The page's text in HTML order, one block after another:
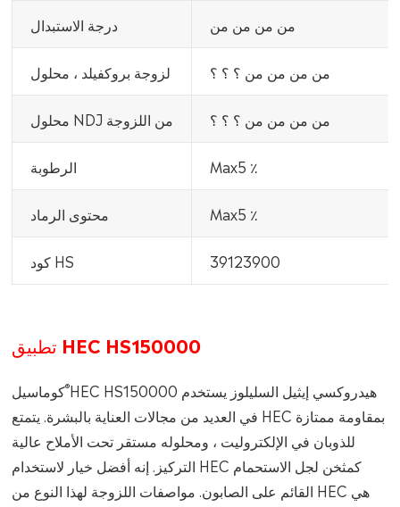
درجة الاستبدال من من من من
لزوجة بروكفيلد ، محلول من من من من ؟ ؟ ؟
محلول NDJ من اللزوجة من من من من ؟ ؟ ؟
الرطوبة Max5 ٪
محتوى الرماد Max5 ٪
كود HS 39123900
تطبيق HEC HS150000
كوماسيل®HEC HS150000 هيدروكسي إيثيل السليلوز يستخدم
في العديد من مجالات العناية بالبشرة. يتمتع HEC بمقاومة ممتازة
للذوبان في الإلكتروليت ، ومحلوله مستقر تحت الأملاح عالية
التركيز. إنه أفضل خيار لاستخدام HEC كمثخن لجل الاستحمام
القائم على الصابون. مواصفات اللزوجة لهذا النوع من HEC هي